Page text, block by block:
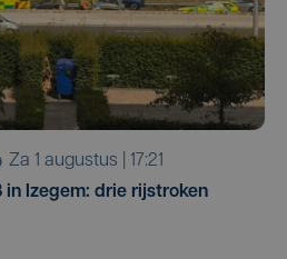
za 1 augustus | 17:21
in Izegem: drie rijstroken